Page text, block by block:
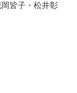
皆子・松井彰